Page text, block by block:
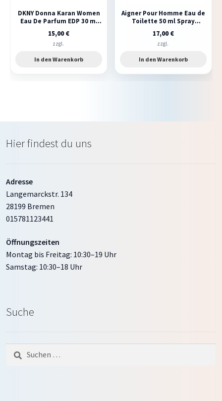
DKNY Donna Karan Women
Eau De Parfum EDP 30 ml
15,00€
zzgl.
In den Warenkorb
Aigner Pour Homme Eau de
Toilette 50 ml Spray
17,00€
zzgl.
In den Warenkorb
Hier findest du uns
Adresse
Langemarckstr. 134
28199 Bremen
015781123441
Öffnungszeiten
Montag bis Freitag: 10:30–19 Uhr
Samstag: 10:30–18 Uhr
Suche
nach: